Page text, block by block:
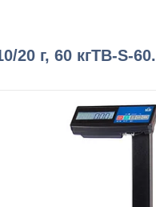
г, 60 кгTB-S-